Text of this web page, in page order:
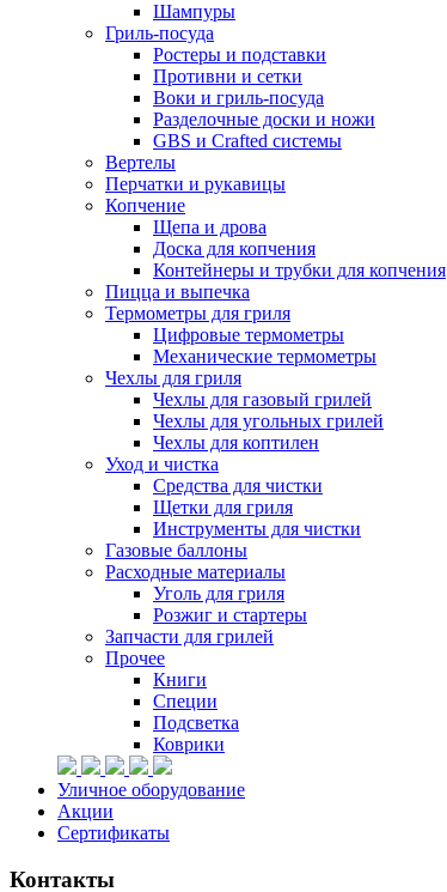
Шампуры
Гриль-посуда
Ростеры и подставки
Противни и сетки
Воки и гриль-посуда
Разделочные доски и ножи
GBS и Crafted системы
Вертелы
Перчатки и рукавицы
Копчение
Щепа и дрова
Доска для копчения
Контейнеры и трубки для копчения
Пицца и выпечка
Термометры для гриля
Цифровые термометры
Механические термометры
Чехлы для гриля
Чехлы для газовый грилей
Чехлы для угольных грилей
Чехлы для коптилен
Уход и чистка
Средства для чистки
Щетки для гриля
Инструменты для чистки
Газовые баллоны
Расходные материалы
Уголь для гриля
Розжиг и стартеры
Запчасти для грилей
Прочее
Книги
Специи
Подсветка
Коврики
Уличное оборудование
Акции
Сертификаты
Контакты